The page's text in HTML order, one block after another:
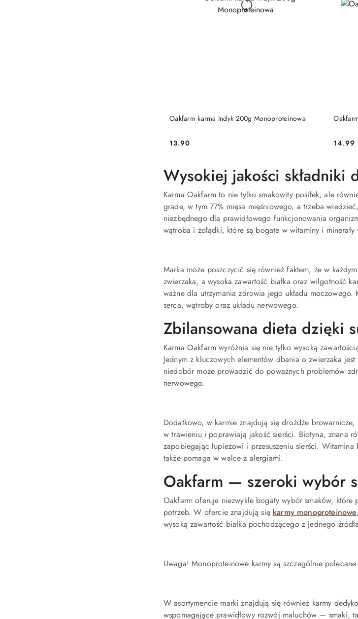
Oakfarm karma Indyk 200g Monoproteinowa
Cena:
13.90
PRODUKT NIEDOSTĘPNY
Cena:
14.99
Wysokiej jakości składniki
Karma Oakfarm to nie tylko smakowity posiłek, ale
grade, w tym 77% mięsa mięśniowego, a trzeba
niezbędnego dla prawidłowego funkcjonowania
wątroba i żołądki, które są bogate w witaminy i
Marka może poszczycić się również faktem, że w
zwierzaka, a wysoka zawartość białka oraz wilgotność
ważne dla utrzymania zdrowia jego układu
serca, wątroby oraz układu nerwowego.
Zbilansowana dieta dzięki
Karma Oakfarm wyróżnia się nie tylko wysoką
Jednym z kluczowych elementów dbania o zwierzaka
niedobór może prowadzić do poważnych problemów
nerwowego.
Dodatkowo, w karmie znajdują się drożdże browarnicze,
w trawieniu i poprawiają jakość sierści. Biotyna, znana
zapobiegając łupieżowi i przesuszeniu sierści. Witamina
także pomaga w walce z alergiami.
Oakfarm — szeroki wybór
Oakfarm oferuje niezwykle bogaty wybór smaków,
potrzeb. W ofercie znajdują się karmy monoproteinowe
wysoką zawartość białka pochodzącego z jednego
Uwaga! Monoproteinowe karmy są szczególnie
W asortymencie marki znajdują się również karmy
wspomagające prawidłowy rozwój maluchów — smaki,